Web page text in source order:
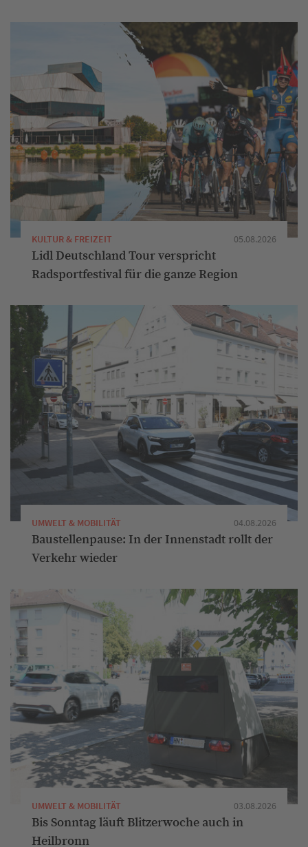
KULTUR & FREIZEIT 05.08.2026
Lidl Deutschland Tour verspricht
Radsportfestival für die ganze Region
UMWELT & MOBILITÄT 04.08.2026
Baustellenpause: In der Innenstadt rollt der
Verkehr wieder
UMWELT & MOBILITÄT 03.08.2026
Bis Sonntag läuft Blitzerwoche auch in
Heilbronn